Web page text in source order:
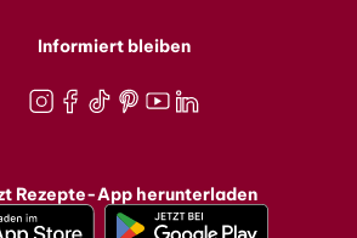
Informiert bleiben
Rezepte-App herunterladen